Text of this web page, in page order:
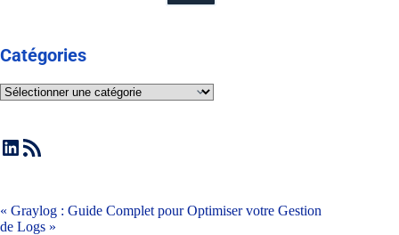
« Graylog : Guide Complet pour Optimiser votre Gestion
de Logs »
Catégories